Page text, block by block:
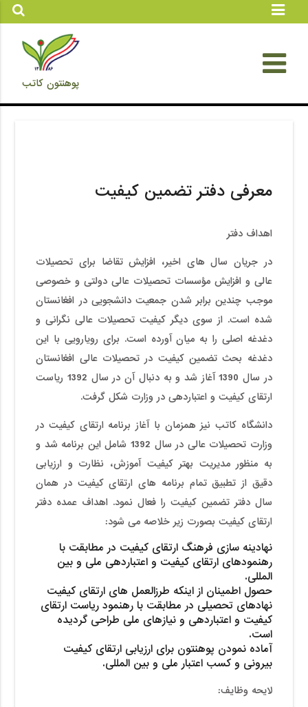
پوهنتون کاتب
معرفی دفتر تضمین کیفیت
اهداف دفتر
در جریان سال های اخیر، افزایش تقاضا برای تحصیلات
عالی و افزایش مؤسسات تحصیلات عالی دولتی و خصوصی
موجب چندین برابر شدن جمعیت دانشجویی در افغانستان
شده است. از سوی دیگر کیفیت تحصیلات عالی نگرانی و
دغدغه اصلی را به میان آورده است. برای رویارویی با این
دغدغه بحث تضمین کیفیت در تحصیلات عالی افغانستان
در سال 1390 آغاز شد و به دنبال آن در سال 1392 ریاست
ارتقای کیفیت و اعتباردهی در وزارت شکل گرفت.
دانشگاه کاتب نیز همزمان با آغاز برنامه ارتقای کیفیت در
وزارت تحصیلات عالی در سال 1392 شامل این برنامه شد و
به منظور مدیریت بهتر کیفیت آموزش، نظارت و ارزیابی
دقیق از تطبیق تمام برنامه های ارتقای کیفیت در همان
سال دفتر تضمین کیفیت را فعال نمود. اهداف عمده دفتر
ارتقای کیفیت بصورت زیر خلاصه می شود:
نهادینه سازی فرهنگ ارتقای کیفیت در مطابقت با
رهنمودهای ارتقای کیفیت و اعتباردهی ملی و بین
المللی.
حصول اطمینان از اینکه طرزالعمل های ارتقای کیفیت
نهادهای تحصیلی در مطابقت با رهنمود ریاست ارتقای
کیفیت و اعتباردهی و نیازهای ملی طراحی گردیده
است.
آماده نمودن پوهنتون برای ارزیابی ارتقای کیفیت
بیرونی و کسب اعتبار ملی و بین المللی.
لایحه وظایف: